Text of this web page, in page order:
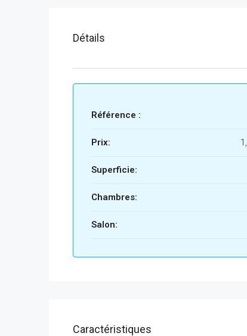
Détails
Référence :
Prix:
Superficie:
Chambres:
Salon:
Caractéristiques